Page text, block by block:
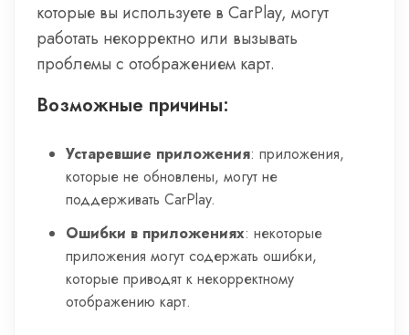
которые вы используете в CarPlay, могут
работать некорректно или вызывать
проблемы с отображением карт.
Возможные причины:
Устаревшие приложения: приложения,
которые не обновлены, могут не
поддерживать CarPlay.
Ошибки в приложениях: некоторые
приложения могут содержать ошибки,
которые приводят к некорректному
отображению карт.